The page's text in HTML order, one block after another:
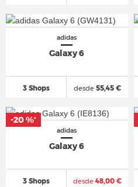
adidas
Galaxy 6
3 Shops desde55,45 €
adidas
Galaxy 6
3 Shops desde48,00 €
-20 %*